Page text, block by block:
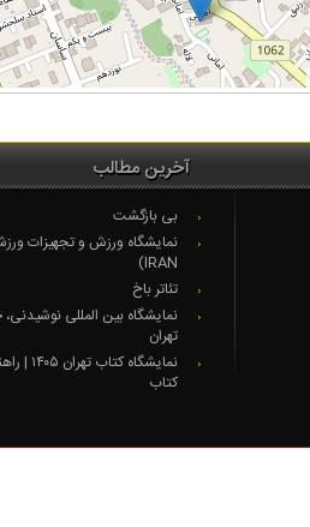
آخرین مطالب
بی بازگشت
IRAN)
تئاتر باخ
نمایشگاه بین المللی
تهران
کتاب